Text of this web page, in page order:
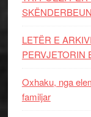
SKËNDERBEUN
LETËR E
PERVJETORIN
Oxhaku, nga
familjar